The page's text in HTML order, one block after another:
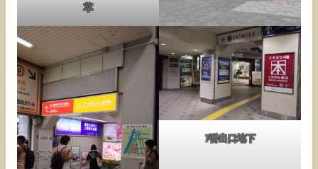
草
7番出口地下